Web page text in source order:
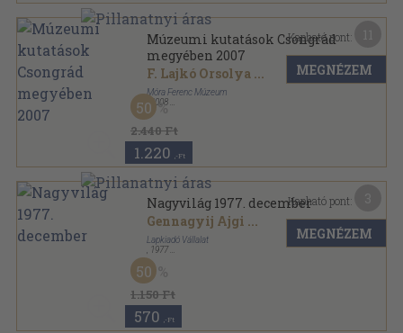
Múzeumi kutatások Csongrád
megyében 2007
F. Lajkó Orsolya ...
Móra Ferenc Múzeum
, 2008
Ragasztott papírkötés
Múzeumi kutatások Csongrád megyében sorozat
2.440 Ft
50
1.220 ,-Ft
Kapható pont:
MEGNÉZEM
Nagyvilág 1977. december
Gennagyij Ajgi ...
Lapkiadó Vállalat
1977
Fűzött papírkötés
Nagyvilág sorozat
1.150 Ft
50
570 ,-Ft
Kapható pont:
MEGNÉZEM